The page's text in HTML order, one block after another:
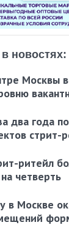
новостях:
Москвы
два года
стрит-
ритейл
четверть
в Москве